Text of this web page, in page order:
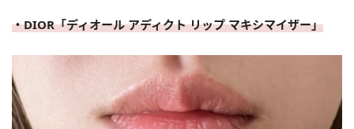
・DIOR「ディオール アディクト リップ マキシマイザー」